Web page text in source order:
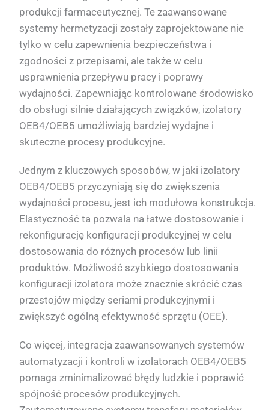
produkcji farmaceutycznej. Te zaawansowane
systemy hermetyzacji zostały zaprojektowane nie
tylko w celu zapewnienia bezpieczeństwa i
zgodności z przepisami, ale także w celu
usprawnienia przepływu pracy i poprawy
wydajności. Zapewniając kontrolowane środowisko
do obsługi silnie działających związków, izolatory
OEB4/OEB5 umożliwiają bardziej wydajne i
skuteczne procesy produkcyjne.
Jednym z kluczowych sposobów, w jaki izolatory
OEB4/OEB5 przyczyniają się do zwiększenia
wydajności procesu, jest ich modułowa konstrukcja.
Elastyczność ta pozwala na łatwe dostosowanie i
rekonfigurację konfiguracji produkcyjnej w celu
dostosowania do różnych procesów lub linii
produktów. Możliwość szybkiego dostosowania
konfiguracji izolatora może znacznie skrócić czas
przestojów między seriami produkcyjnymi i
zwiększyć ogólną efektywność sprzętu (OEE).
Co więcej, integracja zaawansowanych systemów
automatyzacji i kontroli w izolatorach OEB4/OEB5
pomaga zminimalizować błędy ludzkie i poprawić
spójność procesów produkcyjnych.